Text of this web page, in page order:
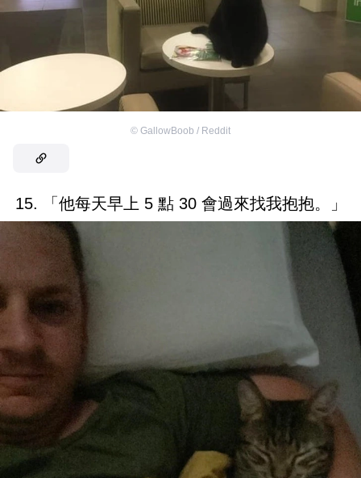
© GallowBoob / Reddit
15. 「他每天早上 5 點 30 會過來找我抱抱。」